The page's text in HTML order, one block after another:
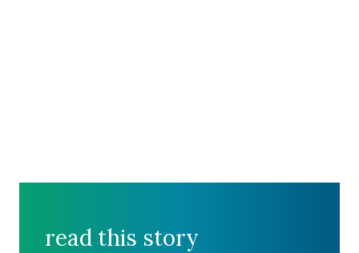
read this story